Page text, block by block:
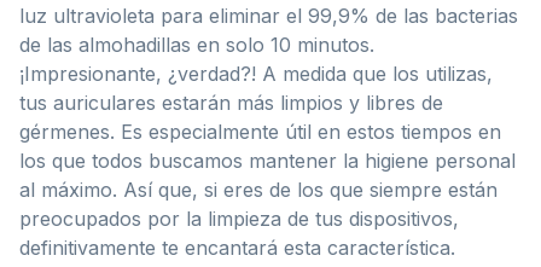
luz ultravioleta para eliminar el 99,9% de las bacterias
de las almohadillas en solo 10 minutos.
¡Impresionante, ¿verdad?! A medida que los utilizas,
tus auriculares estarán más limpios y libres de
gérmenes. Es especialmente útil en estos tiempos en
los que todos buscamos mantener la higiene personal
al máximo. Así que, si eres de los que siempre están
preocupados por la limpieza de tus dispositivos,
definitivamente te encantará esta característica.